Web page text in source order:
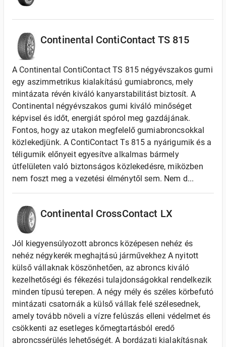
Continental ContiContact TS 815
A Continental ContiContact TS 815 négyévszakos gumi
egy aszimmetrikus kialakítású gumiabroncs, mely
mintázata révén kiváló kanyarstabilitást biztosít. A
Continental négyévszakos gumi kiváló minőséget
képvisel és időt, energiát spórol meg gazdájának.
Fontos, hogy az utakon megfelelő gumiabroncsokkal
közlekedjünk. A ContiContact Ts 815 a nyárigumik és a
téligumik előnyeit egyesítve alkalmas bármely
útfelületen való biztonságos közlekedésre, miközben
nem foszt meg a vezetési élménytől sem. Nem d...
Continental CrossContact LX
Jól kiegyensúlyozott abroncs középesen nehéz és
nehéz négykerék meghajtású járművekhez A nyitott
külső vállaknak köszönhetően, az abroncs kiváló
kezelhetőségi és fékezési tulajdonságokkal rendelkezik
minden típusú terepen. A négy mély és széles körbefutó
mintázati csatornák a külső vállak felé szélesednek,
amely tovább növeli a vízre felúszás elleni védelmet és
csökkenti az esetleges kőmegtartásból eredő
abroncssérülés lehetőségét. A bordázati kialakításnak